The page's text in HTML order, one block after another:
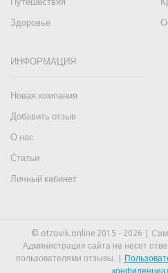
Здоровье
ИНФОРМАЦИЯ
Новая компания
Добавить отзыв
О нас
Статьи
Личный кабинет
© otzovik.online 2015 - 2026 |
Администрация сайта не несет
пользователями отзывы. |